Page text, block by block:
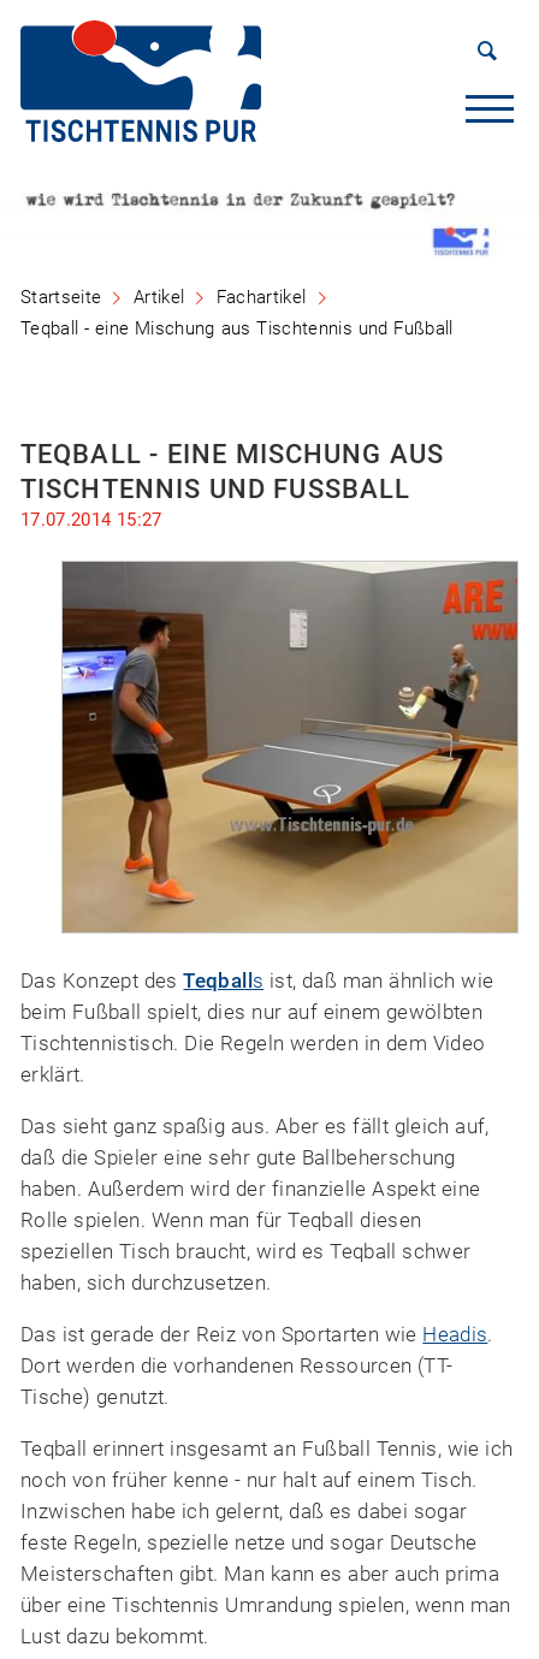
Startseite Artikel
Fachartikel
Teqball - eine Mischung aus Tischtennis und Fußball
TEQBALL - EINE MISCHUNG AUS
TISCHTENNIS UND FUSSBALL
17.07.2014 15:27
Das Konzept desTeqballs ist, daß man ähnlich wie
beim Fußball spielt, dies nur auf einem gewölbten
Tischtennistisch. Die Regeln werden in dem Video
erklärt.
Das sieht ganz spaßig aus. Aber es fällt gleich auf,
daß die Spieler eine sehr gute Ballbeherschung
haben. Außerdem wird der finanzielle Aspekt eine
Rolle spielen. Wenn man für Teqball diesen
speziellen Tisch braucht, wird es Teqball schwer
haben, sich durchzusetzen.
Das ist gerade der Reiz von Sportarten wie Headis.
Dort werden die vorhandenen Ressourcen (TT-
Tische) genutzt.
Teqball erinnert insgesamt an Fußball Tennis, wie ich
noch von früher kenne - nur halt auf einem Tisch.
Inzwischen habe ich gelernt, daß es dabei sogar
feste Regeln, spezielle netze und sogar Deutsche
Meisterschaften gibt. Man kann es aber auch prima
über eine Tischtennis Umrandung spielen, wenn man
Lust dazu bekommt.